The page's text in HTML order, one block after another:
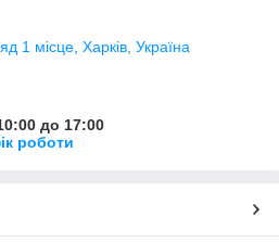
1 місце, Харків, Україна
до 17:00
роботи